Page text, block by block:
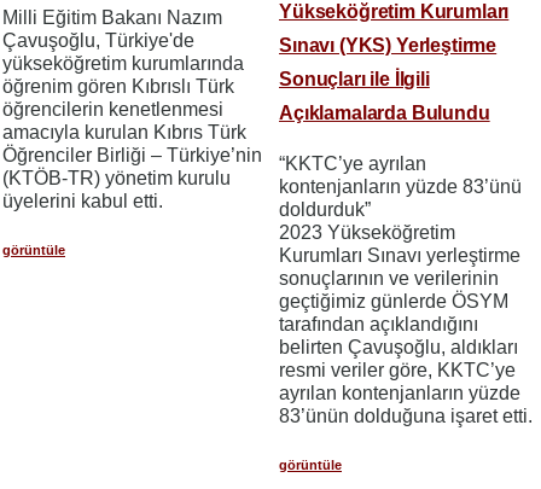
Milli Eğitim Bakanı Nazım
Çavuşoğlu, Türkiye'de
yükseköğretim kurumlarında
öğrenim gören Kıbrıslı Türk
öğrencilerin kenetlenmesi
amacıyla kurulan Kıbrıs Türk
Öğrenciler Birliği – Türkiye’nin
(KTÖB-TR) yönetim kurulu
üyelerini kabul etti.
görüntüle
Yükseköğretim Kurumları
Sınavı (YKS) Yerleştirme
Sonuçları ile İlgili
Açıklamalarda Bulundu
“KKTC’ye ayrılan
kontenjanların yüzde 83’ünü
doldurduk”
2023 Yükseköğretim
Kurumları Sınavı yerleştirme
sonuçlarının ve verilerinin
geçtiğimiz günlerde ÖSYM
tarafından açıklandığını
belirten Çavuşoğlu, aldıkları
resmi veriler göre, KKTC’ye
ayrılan kontenjanların yüzde
83’ünün dolduğuna işaret etti.
görüntüle